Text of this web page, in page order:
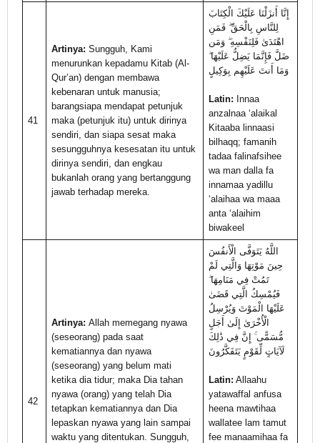
41
Artinya: Sungguh, Kami
menurunkan kepadamu Kitab (Al-
Qur’an) dengan membawa
kebenaran untuk manusia;
barangsiapa mendapat petunjuk
maka (petunjuk itu) untuk dirinya
sendiri, dan siapa sesat maka
sesungguhnya kesesatan itu untuk
dirinya sendiri, dan engkau
bukanlah orang yang bertanggung
jawab terhadap mereka.
إِنَّا أَنزَلْنَا عَلَيْكَ الْكِتَابَ
لِلنَّاسِ بِالْحَقِّ ۖ فَمَنِ
اهْتَدَىٰ فَلِنَفْسِهِ ۖ وَمَن
ضَلَّ فَإِنَّمَا يَضِلُّ عَلَيْهَا ۖ
وَمَا أَنتَ عَلَيْهِم بِوَكِيلٍ
Latin: Innaa
anzalnaa ‘alaikal
Kitaaba linnaasi
bilhaqq; famanih
tadaa falinafsihee
wa man dalla fa
innamaa yadillu
‘alaihaa wa maaa
anta ‘alaihim
biwakeel
42
Artinya: Allah memegang nyawa
(seseorang) pada saat
kematiannya dan nyawa
(seseorang) yang belum mati
ketika dia tidur; maka Dia tahan
nyawa (orang) yang telah Dia
tetapkan kematiannya dan Dia
lepaskan nyawa yang lain sampai
waktu yang ditentukan. Sungguh,
اللَّهُ يَتَوَفَّى الْأَنفُسَ
حِينَ مَوْتِهَا وَالَّتِي لَمْ
تَمُتْ فِي مَنَامِهَا ۖ
فَيُمْسِكُ الَّتِي قَضَىٰ
عَلَيْهَا الْمَوْتَ وَيُرْسِلُ
الْأُخْرَىٰ إِلَىٰ أَجَلٍ
مُّسَمًّى ۚ إِنَّ فِي ذَٰلِكَ
لَآيَاتٍ لِّقَوْمٍ يَتَفَكَّرُونَ
Latin: Allaahu
yatawaffal anfusa
heena mawtihaa
wallatee lam tamut
fee manaamihaa fa